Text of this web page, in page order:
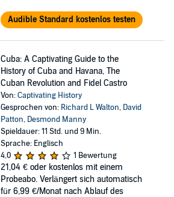
Audible Standard kostenlos testen
Cuba: A Captivating Guide to the
History of Cuba and Havana, The
Cuban Revolution and Fidel Castro
Von:Captivating History
Gesprochen von: Richard L Walton, David
Patton, Desmond Manny
Spieldauer: 11 Std. und 9 Min.
Sprache: Englisch
4,0
1 Bewertung
21,04 € oder kostenlos mit einem
Probeabo. Verlängert sich automatisch
für 6,99 €/Monat nach Ablauf des